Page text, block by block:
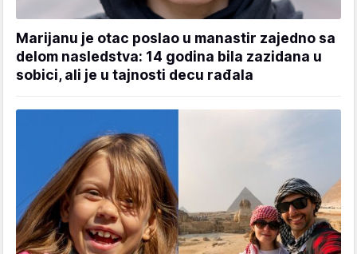
Marijanu je otac poslao u manastir zajedno sa
delom nasledstva: 14 godina bila zazidana u
sobici, ali je u tajnosti decu rađala